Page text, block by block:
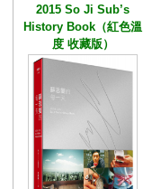
2015 So Ji Sub’s
History Book（紅色溫
度 收藏版）